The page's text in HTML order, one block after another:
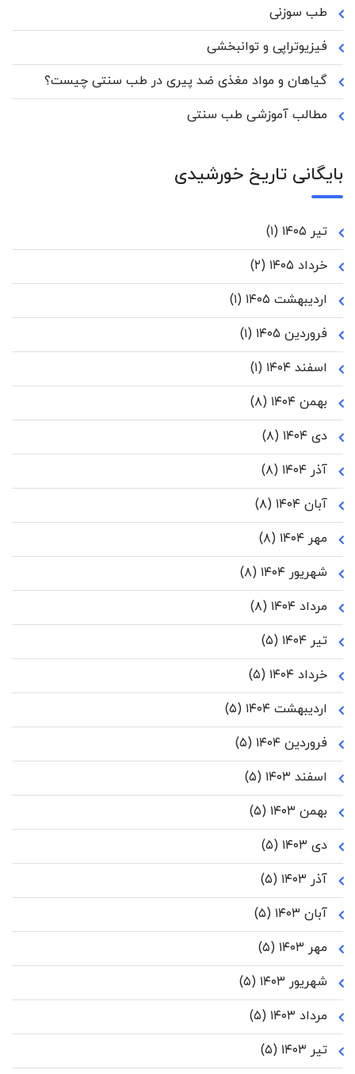
طب سوزنی
فیزیوتراپی و توانبخشی
گیاهان و مواد مغذی ضد پیری در طب سنتی چیست؟
مطالب آموزشی طب سنتی
بایگانی تاریخ خورشیدی
تیر ۱۴۰۵
(۱)
خرداد ۱۴۰۵
(۲)
اردیبهشت ۱۴۰۵
(۱)
فروردین ۱۴۰۵
(۱)
اسفند ۱۴۰۴
(۱)
بهمن ۱۴۰۴
(۸)
دی ۱۴۰۴
(۸)
آذر ۱۴۰۴
(۸)
آبان ۱۴۰۴
(۸)
مهر ۱۴۰۴
(۸)
شهریور ۱۴۰۴
(۸)
مرداد ۱۴۰۴
(۸)
تیر ۱۴۰۴
(۵)
خرداد ۱۴۰۴
(۵)
اردیبهشت ۱۴۰۴
(۵)
فروردین ۱۴۰۴
(۵)
اسفند ۱۴۰۳
(۵)
بهمن ۱۴۰۳
(۵)
دی ۱۴۰۳
(۵)
آذر ۱۴۰۳
(۵)
آبان ۱۴۰۳
(۵)
مهر ۱۴۰۳
(۵)
شهریور ۱۴۰۳
(۵)
مرداد ۱۴۰۳
(۵)
تیر ۱۴۰۳
(۵)